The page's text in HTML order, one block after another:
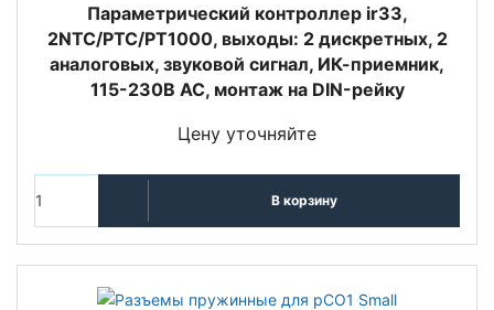
Параметрический контроллер ir33,
2NTC/PTC/PT1000, выходы: 2 дискретных, 2
аналоговых, звуковой сигнал, ИК-приемник,
115-230В AC, монтаж на DIN-рейку
Цену уточняйте
В корзину